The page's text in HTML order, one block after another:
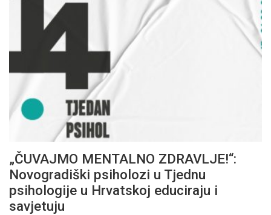
„ČUVAJMO MENTALNO ZDRAVLJE!“:
Novogradiški psiholozi u Tjednu
psihologije u Hrvatskoj educiraju i
savjetuju